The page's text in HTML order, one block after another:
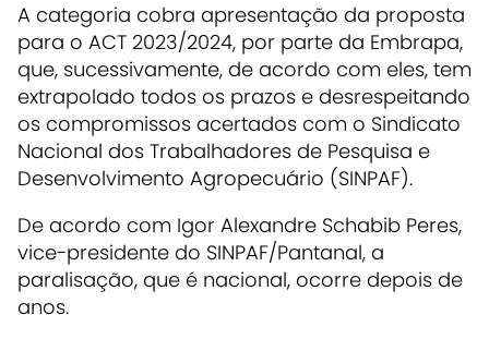
A categoria cobra apresentação da proposta
para o ACT 2023/2024, por parte da Embrapa,
que, sucessivamente, de acordo com eles, tem
extrapolado todos os prazos e desrespeitando
os compromissos acertados com o Sindicato
Nacional dos Trabalhadores de Pesquisa e
Desenvolvimento Agropecuário (SINPAF).
De acordo com Igor Alexandre Schabib Peres,
vice-presidente do SINPAF/Pantanal, a
paralisação, que é nacional, ocorre depois de
anos.